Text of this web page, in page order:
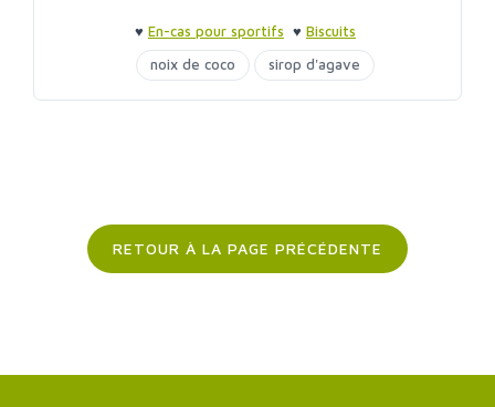
♥ En-cas pour sportifs ♥ Biscuits
noix de coco
sirop d'agave
RETOUR À LA PAGE PRÉCÉDENTE